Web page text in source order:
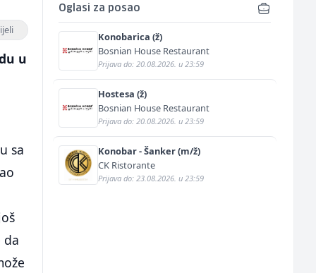
u
sa
da
Oglasi za posao
Konobarica (ž)
Bosnian House Restaurant
Prijava do: 20.08.2026. u 23:59
Hostesa (ž)
Bosnian House Restaurant
Prijava do: 20.08.2026. u 23:59
Konobar - Šanker (m/ž)
CK Ristorante
Prijava do: 23.08.2026. u 23:59